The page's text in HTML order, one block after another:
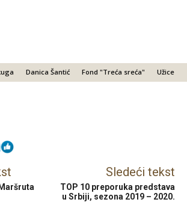
Danica Šantić Fond "Treća sreća" Užice
Sledeći tekst
TOP 10 preporuka predstava
u Srbiji, sezona 2019 – 2020.